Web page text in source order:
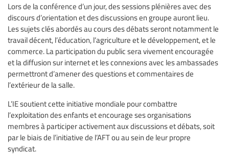
Lors de la conférence d’un jour, des sessions plénières avec des
discours d’orientation et des discussions en groupe auront lieu.
Les sujets clés abordés au cours des débats seront notamment le
travail décent, l’éducation, l’agriculture et le développement, et le
commerce. La participation du public sera vivement encouragée
et la diffusion sur internet et les connexions avec les ambassades
permettront d’amener des questions et commentaires de
l’extérieur de la salle.
L’IE soutient cette initiative mondiale pour combattre
l’exploitation des enfants et encourage ses organisations
membres à participer activement aux discussions et débats, soit
par le biais de l’initiative de l’AFT ou au sein de leur propre
syndicat.